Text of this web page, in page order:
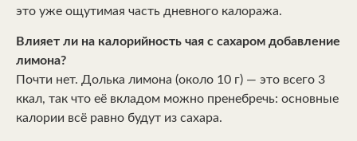
это уже ощутимая часть дневного калоража.
Влияет ли на калорийность чая с сахаром добавление
лимона?
Почти нет. Долька лимона (около 10 г) — это всего 3
ккал, так что её вкладом можно пренебречь: основные
калории всё равно будут из сахара.